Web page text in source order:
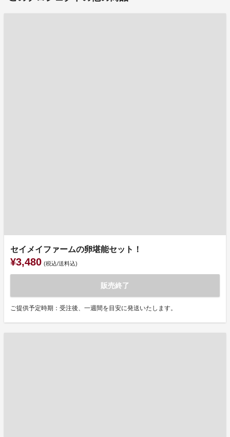
セイメイファームの卵堪能セット！
¥3,480 (税込/送料込)
販売終了
ご提供予定時期：受注後、一週間を目安に発送いたします。